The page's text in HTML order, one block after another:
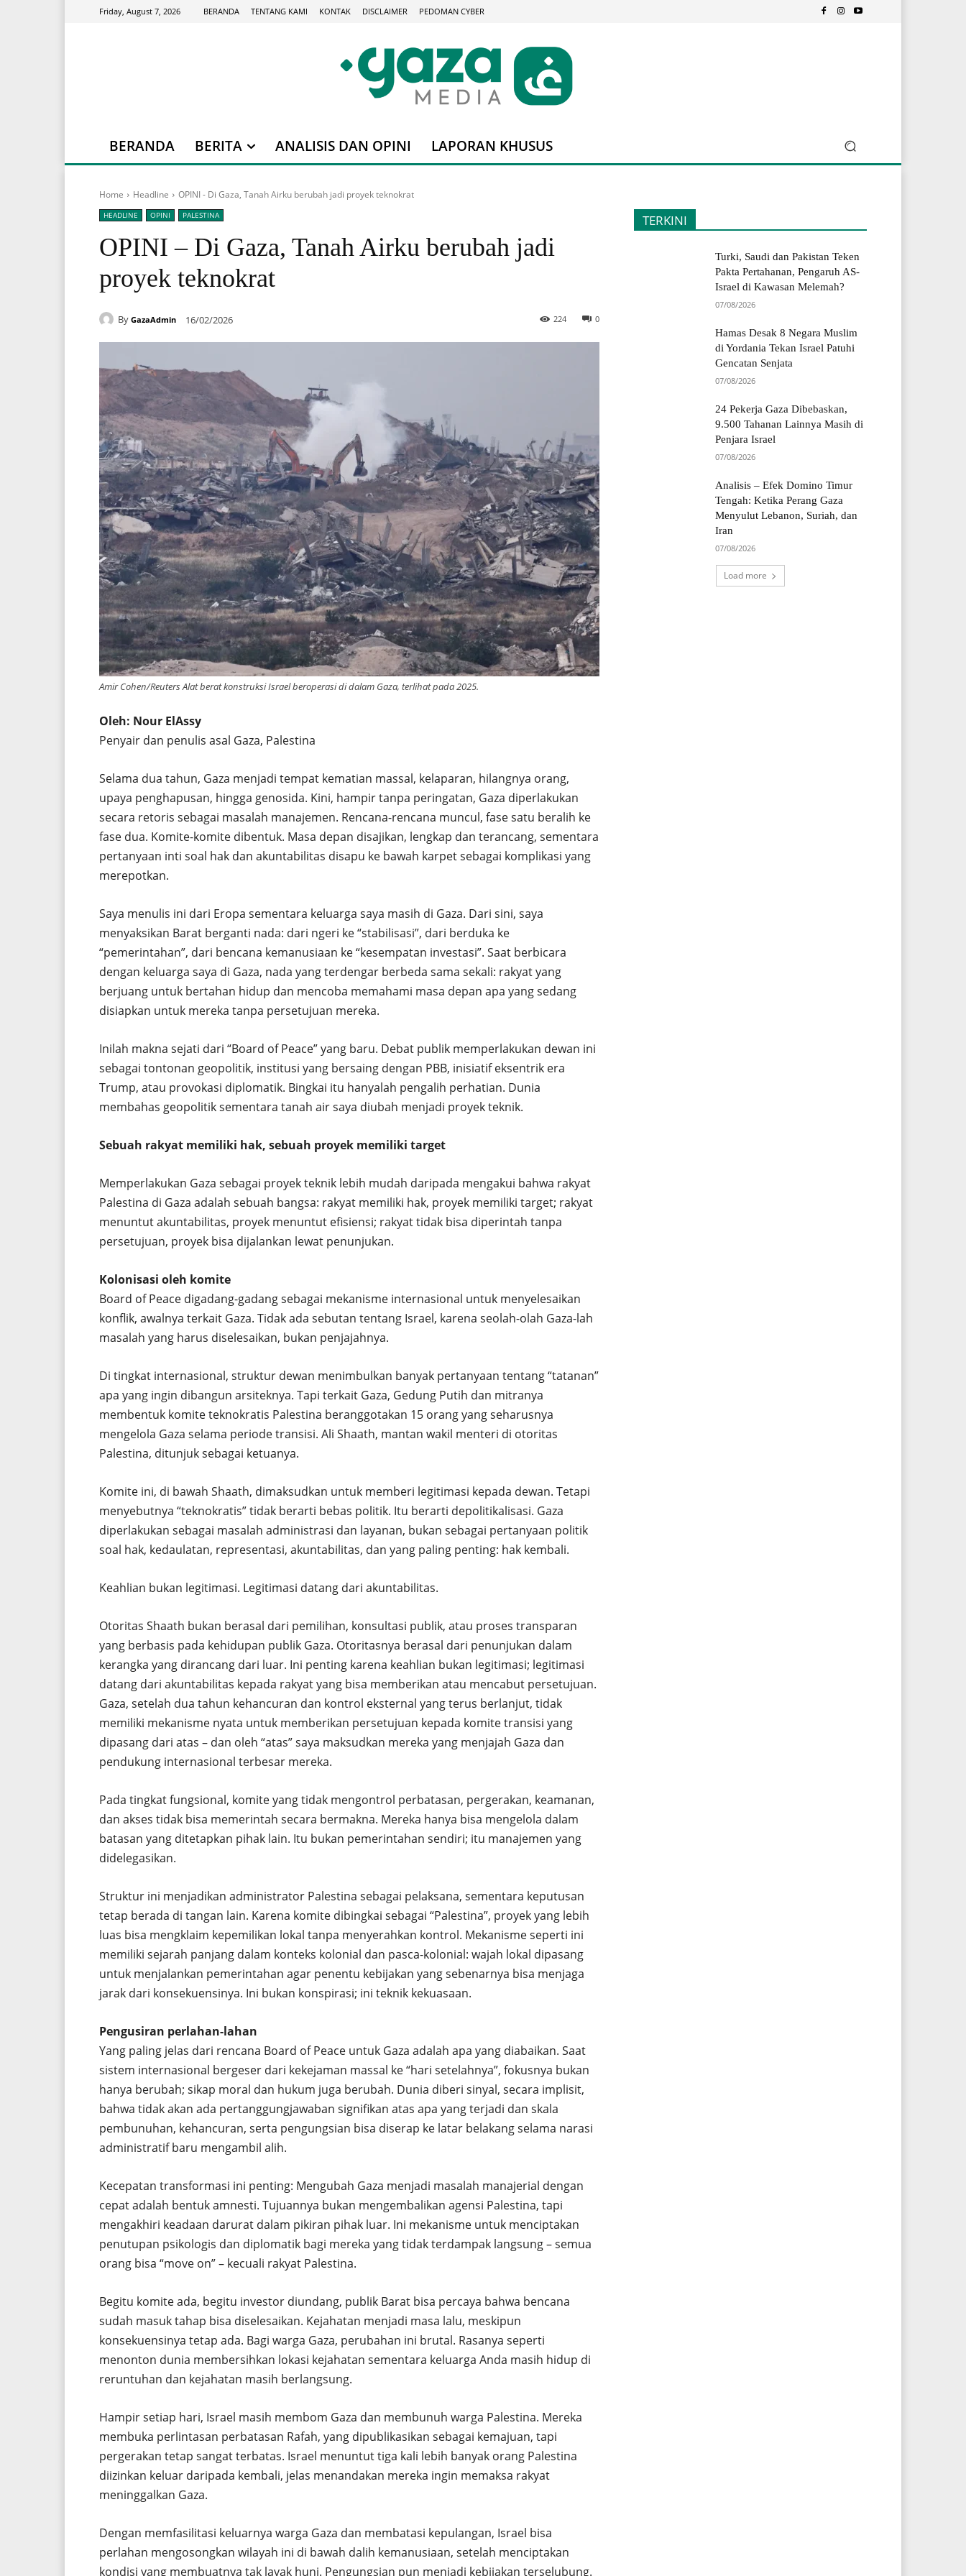
Friday, August 7, 2026 BERANDA TENTANG KAMI KONTAK DISCLAIMER PEDOMAN CYBER
BERANDA BERITA ANALISIS DAN OPINI LAPORAN KHUSUS
Home Headline OPINI - Di Gaza, Tanah Airku berubah jadi proyek teknokrat
HEADLINE OPINI PALESTINA
OPINI – Di Gaza, Tanah Airku berubah jadi
proyek teknokrat
By GazaAdmin 16/02/2026 0
224
Amir Cohen/Reuters Alat berat konstruksi Israel beroperasi di dalam Gaza, terlihat pada 2025.
Oleh: Nour ElAssy
Penyair dan penulis asal Gaza, Palestina
Selama dua tahun, Gaza menjadi tempat kematian massal, kelaparan, hilangnya orang,
upaya penghapusan, hingga genosida. Kini, hampir tanpa peringatan, Gaza diperlakukan
secara retoris sebagai masalah manajemen. Rencana-rencana muncul, fase satu beralih ke
fase dua. Komite-komite dibentuk. Masa depan disajikan, lengkap dan terancang, sementara
pertanyaan inti soal hak dan akuntabilitas disapu ke bawah karpet sebagai komplikasi yang
merepotkan.
Saya menulis ini dari Eropa sementara keluarga saya masih di Gaza. Dari sini, saya
menyaksikan Barat berganti nada: dari ngeri ke “stabilisasi”, dari berduka ke
“pemerintahan”, dari bencana kemanusiaan ke “kesempatan investasi”. Saat berbicara
dengan keluarga saya di Gaza, nada yang terdengar berbeda sama sekali: rakyat yang
berjuang untuk bertahan hidup dan mencoba memahami masa depan apa yang sedang
disiapkan untuk mereka tanpa persetujuan mereka.
Inilah makna sejati dari “Board of Peace” yang baru. Debat publik memperlakukan dewan ini
sebagai tontonan geopolitik, institusi yang bersaing dengan PBB, inisiatif eksentrik era
Trump, atau provokasi diplomatik. Bingkai itu hanyalah pengalih perhatian. Dunia
membahas geopolitik sementara tanah air saya diubah menjadi proyek teknik.
Sebuah rakyat memiliki hak, sebuah proyek memiliki target
Memperlakukan Gaza sebagai proyek teknik lebih mudah daripada mengakui bahwa rakyat
Palestina di Gaza adalah sebuah bangsa: rakyat memiliki hak, proyek memiliki target; rakyat
menuntut akuntabilitas, proyek menuntut efisiensi; rakyat tidak bisa diperintah tanpa
persetujuan, proyek bisa dijalankan lewat penunjukan.
Kolonisasi oleh komite
Board of Peace digadang-gadang sebagai mekanisme internasional untuk menyelesaikan
konflik, awalnya terkait Gaza. Tidak ada sebutan tentang Israel, karena seolah-olah Gaza-lah
masalah yang harus diselesaikan, bukan penjajahnya.
Di tingkat internasional, struktur dewan menimbulkan banyak pertanyaan tentang “tatanan”
apa yang ingin dibangun arsiteknya. Tapi terkait Gaza, Gedung Putih dan mitranya
membentuk komite teknokratis Palestina beranggotakan 15 orang yang seharusnya
mengelola Gaza selama periode transisi. Ali Shaath, mantan wakil menteri di otoritas
Palestina, ditunjuk sebagai ketuanya.
Komite ini, di bawah Shaath, dimaksudkan untuk memberi legitimasi kepada dewan. Tetapi
menyebutnya “teknokratis” tidak berarti bebas politik. Itu berarti depolitikalisasi. Gaza
diperlakukan sebagai masalah administrasi dan layanan, bukan sebagai pertanyaan politik
soal hak, kedaulatan, representasi, akuntabilitas, dan yang paling penting: hak kembali.
Keahlian bukan legitimasi. Legitimasi datang dari akuntabilitas.
Otoritas Shaath bukan berasal dari pemilihan, konsultasi publik, atau proses transparan
yang berbasis pada kehidupan publik Gaza. Otoritasnya berasal dari penunjukan dalam
kerangka yang dirancang dari luar. Ini penting karena keahlian bukan legitimasi; legitimasi
datang dari akuntabilitas kepada rakyat yang bisa memberikan atau mencabut persetujuan.
Gaza, setelah dua tahun kehancuran dan kontrol eksternal yang terus berlanjut, tidak
memiliki mekanisme nyata untuk memberikan persetujuan kepada komite transisi yang
dipasang dari atas – dan oleh “atas” saya maksudkan mereka yang menjajah Gaza dan
pendukung internasional terbesar mereka.
Pada tingkat fungsional, komite yang tidak mengontrol perbatasan, pergerakan, keamanan,
dan akses tidak bisa memerintah secara bermakna. Mereka hanya bisa mengelola dalam
batasan yang ditetapkan pihak lain. Itu bukan pemerintahan sendiri; itu manajemen yang
didelegasikan.
Struktur ini menjadikan administrator Palestina sebagai pelaksana, sementara keputusan
tetap berada di tangan lain. Karena komite dibingkai sebagai “Palestina”, proyek yang lebih
luas bisa mengklaim kepemilikan lokal tanpa menyerahkan kontrol. Mekanisme seperti ini
memiliki sejarah panjang dalam konteks kolonial dan pasca-kolonial: wajah lokal dipasang
untuk menjalankan pemerintahan agar penentu kebijakan yang sebenarnya bisa menjaga
jarak dari konsekuensinya. Ini bukan konspirasi; ini teknik kekuasaan.
Pengusiran perlahan-lahan
Yang paling jelas dari rencana Board of Peace untuk Gaza adalah apa yang diabaikan. Saat
sistem internasional bergeser dari kekejaman massal ke “hari setelahnya”, fokusnya bukan
hanya berubah; sikap moral dan hukum juga berubah. Dunia diberi sinyal, secara implisit,
bahwa tidak akan ada pertanggungjawaban signifikan atas apa yang terjadi dan skala
pembunuhan, kehancuran, serta pengungsian bisa diserap ke latar belakang selama narasi
administratif baru mengambil alih.
Kecepatan transformasi ini penting: Mengubah Gaza menjadi masalah manajerial dengan
cepat adalah bentuk amnesti. Tujuannya bukan mengembalikan agensi Palestina, tapi
mengakhiri keadaan darurat dalam pikiran pihak luar. Ini mekanisme untuk menciptakan
penutupan psikologis dan diplomatik bagi mereka yang tidak terdampak langsung – semua
orang bisa “move on” – kecuali rakyat Palestina.
Begitu komite ada, begitu investor diundang, publik Barat bisa percaya bahwa bencana
sudah masuk tahap bisa diselesaikan. Kejahatan menjadi masa lalu, meskipun
konsekuensinya tetap ada. Bagi warga Gaza, perubahan ini brutal. Rasanya seperti
menonton dunia membersihkan lokasi kejahatan sementara keluarga Anda masih hidup di
reruntuhan dan kejahatan masih berlangsung.
Hampir setiap hari, Israel masih membom Gaza dan membunuh warga Palestina. Mereka
membuka perlintasan perbatasan Rafah, yang dipublikasikan sebagai kemajuan, tapi
pergerakan tetap sangat terbatas. Israel menuntut tiga kali lebih banyak orang Palestina
diizinkan keluar daripada kembali, jelas menandakan mereka ingin memaksa rakyat
meninggalkan Gaza.
Dengan memfasilitasi keluarnya warga Gaza dan membatasi kepulangan, Israel bisa
perlahan mengosongkan wilayah ini di bawah dalih kemanusiaan, setelah menciptakan
kondisi yang membuatnya tak layak huni. Pengungsian pun menjadi kebijakan terselubung.
TERKINI
Turki, Saudi dan Pakistan Teken
Pakta Pertahanan, Pengaruh AS-
Israel di Kawasan Melemah?
07/08/2026
Hamas Desak 8 Negara Muslim
di Yordania Tekan Israel Patuhi
Gencatan Senjata
07/08/2026
24 Pekerja Gaza Dibebaskan,
9.500 Tahanan Lainnya Masih di
Penjara Israel
07/08/2026
Analisis – Efek Domino Timur
Tengah: Ketika Perang Gaza
Menyulut Lebanon, Suriah, dan
Iran
07/08/2026
Load more